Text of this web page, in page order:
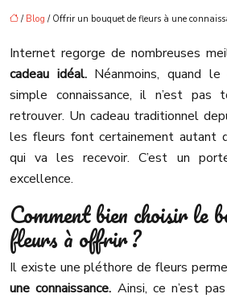
/ Blog / Offrir un bouquet de fleurs à une
Internet regorge de nombreuses
cadeau idéal. Néanmoins, quand
simple connaissance, il n’est pas
retrouver. Un cadeau traditionnel
les fleurs font certainement autant
qui va les recevoir. C’est un
excellence.
Comment bien choisir le
fleurs à offrir ?
Il existe une pléthore de fleurs
une connaissance. Ainsi, ce n’est